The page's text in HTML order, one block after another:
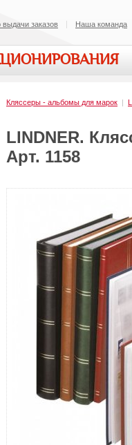
заказов Наша команда
Кляссеры - альбомы для марок |
LINDNER.
Арт. 1158